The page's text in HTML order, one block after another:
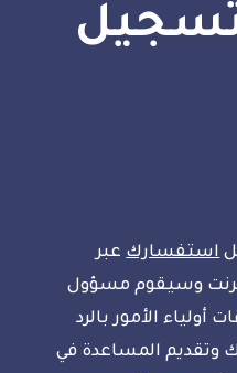
استفساركعبر
وسيقوم مسؤول
أولياء الأمور بالرد
وتقديم المساعدة في